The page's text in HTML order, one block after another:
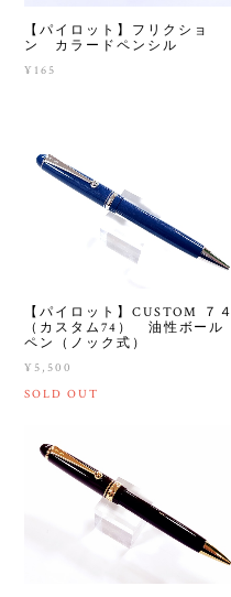
【パイロット】フリクショ
ン カラードペンシル
¥165
【パイロット】CUSTOM ７４
（カスタム74） 油性ボール
ペン（ノック式）
¥5,500
SOLD OUT